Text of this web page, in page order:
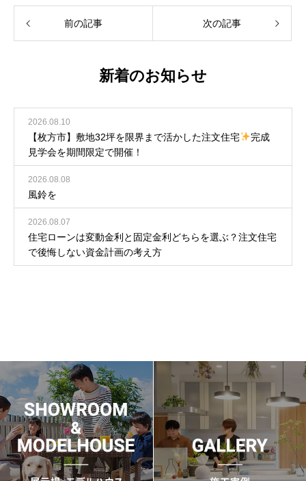
前の記事 次の記事
新着のお知らせ
2026.08.10
【枚方市】敷地32坪を限界まで活かした注文住宅
完成
見学会を期間限定で開催！
2026.08.08
風鈴を
2026.08.07
住宅ローンは変動金利と固定金利どちらを選ぶ？注文住宅
で後悔しない資金計画の考え方